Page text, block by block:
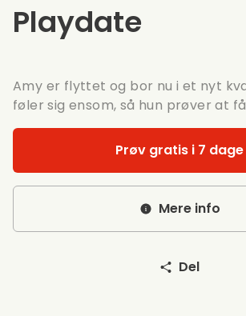
Playdate
Amy er flyttet og bor nu i et nyt
føler sig ensom, så hun prøver at
Prøv gratis i 7 dage
Mere info
Del